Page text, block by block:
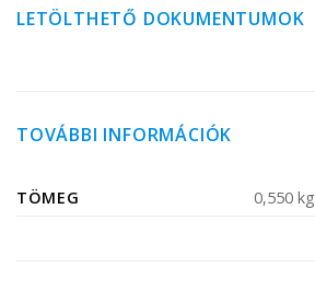
LETÖLTHETŐ DOKUMENTUMOK
TOVÁBBI INFORMÁCIÓK
TÖMEG 0,550 kg